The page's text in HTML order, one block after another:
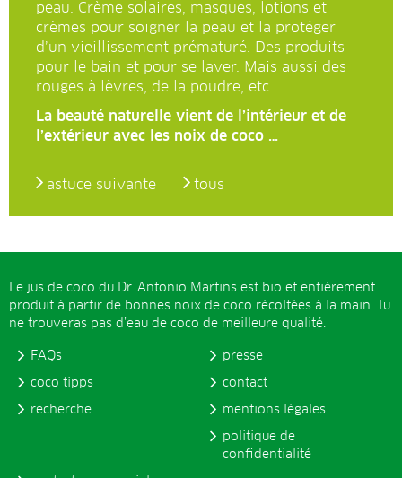
peau. Crème solaires, masques, lotions et
crèmes pour soigner la peau et la protéger
d’un vieillissement prématuré. Des produits
pour le bain et pour se laver. Mais aussi des
rouges à lèvres, de la poudre, etc.
La beauté naturelle vient de l’intérieur et de
l’extérieur avec les noix de coco …
astuce suivante tous
Le jus de coco du Dr. Antonio Martins est bio et entièrement
produit à partir de bonnes noix de coco récoltées à la main. Tu
ne trouveras pas d’eau de coco de meilleure qualité.
FAQs
coco tipps
recherche
presse
contact
mentions légales
politique de
confidentialité